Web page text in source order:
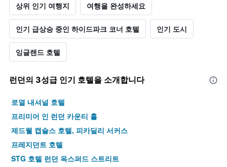
상위 인기 여행지 여행을 완성하세요
인기 급상승 중인 하이드파크 코너 호텔 인기 도시
잉글랜드 호텔
런던​의 3​성급 인기 호텔을 소개합니다
로열 내셔널 호텔
프리미어 인 런던 카운티 홀
제드웰 캡슐스 호텔, 피카딜리 서커스
프레지던트 호텔
STG 호텔 런던 옥스퍼드 스트리트